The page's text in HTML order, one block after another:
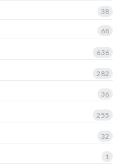
38
68
636
282
36
255
32
1